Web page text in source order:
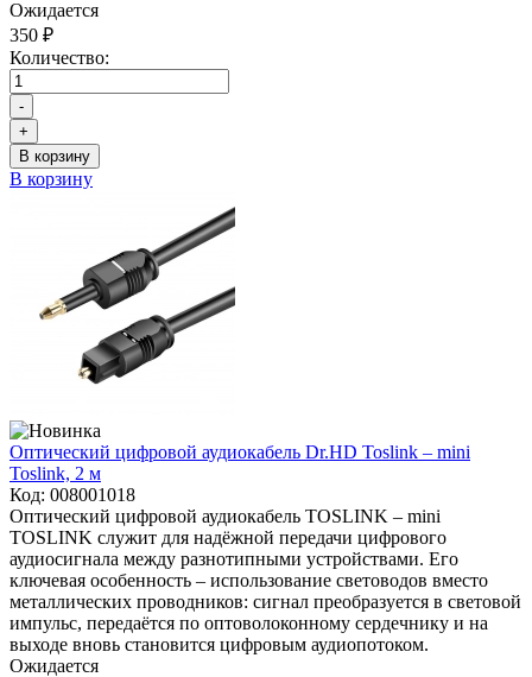
Ожидается
350 ₽
Количество:
-
+
В корзину
В корзину
Оптический цифровой аудиокабель Dr.HD Toslink – mini
Toslink, 2 м
Код: 008001018
Оптический цифровой аудиокабель TOSLINK – mini
TOSLINK служит для надёжной передачи цифрового
аудиосигнала между разнотипными устройствами. Его
ключевая особенность – использование световодов вместо
металлических проводников: сигнал преобразуется в световой
импульс, передаётся по оптоволоконному сердечнику и на
выходе вновь становится цифровым аудиопотоком.
Ожидается